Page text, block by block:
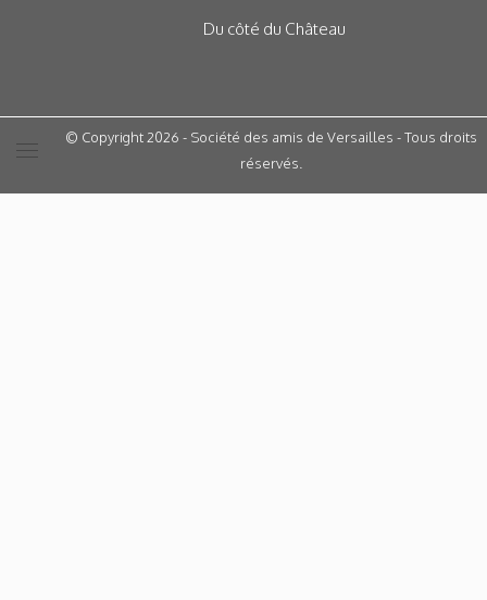
Du côté du Château
© Copyright 2026 - Société des amis de Versailles - Tous droits
réservés.